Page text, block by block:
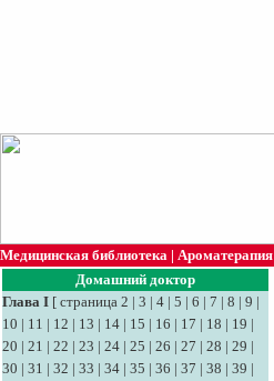
Медицинская библиотека | Ароматерапия
Домашний доктор
Глава I [ страница 2 | 3 | 4 | 5 | 6 | 7 | 8 | 9 |
10 | 11 | 12 | 13 | 14 | 15 | 16 | 17 | 18 | 19 |
20 | 21 | 22 | 23 | 24 | 25 | 26 | 27 | 28 | 29 |
30 | 31 | 32 | 33 | 34 | 35 | 36 | 37 | 38 | 39 |